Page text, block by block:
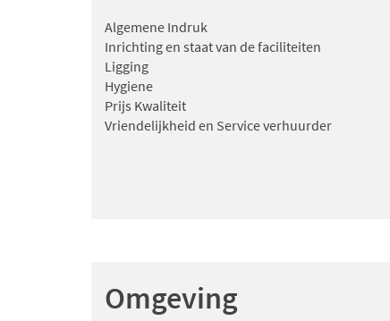
Algemene Indruk
Inrichting en staat van de faciliteiten
Ligging
Hygiene
Prijs Kwaliteit
Vriendelijkheid en Service verhuurder
Omgeving